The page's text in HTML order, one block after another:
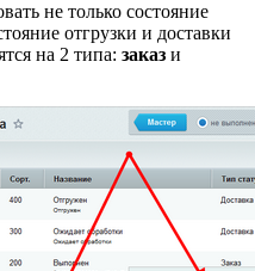
не только состояние
отгрузки и доставки
на 2 типа: заказ и